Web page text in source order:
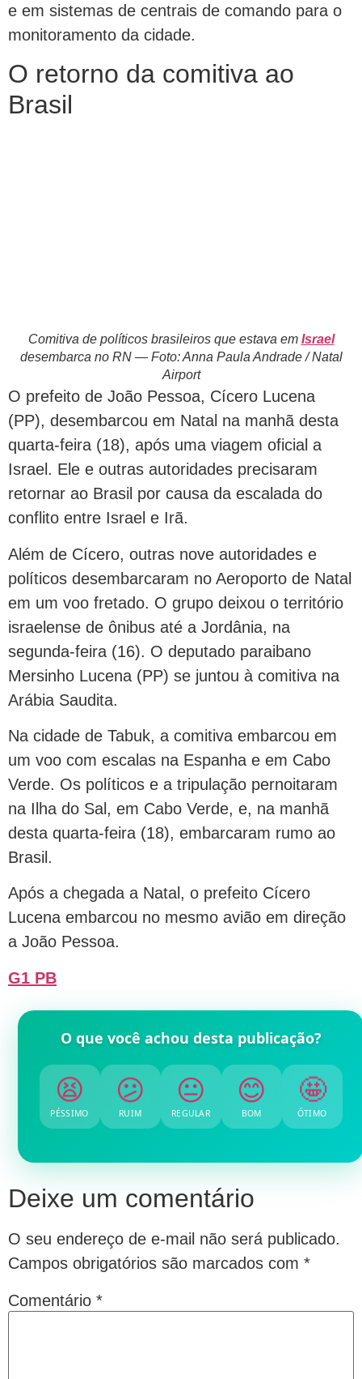
e em sistemas de centrais de comando para o
monitoramento da cidade.
O retorno da comitiva ao
Brasil
Comitiva de políticos brasileiros que estava em Israel
desembarca no RN — Foto: Anna Paula Andrade / Natal
Airport
O prefeito de João Pessoa, Cícero Lucena
(PP), desembarcou em Natal na manhã desta
quarta-feira (18), após uma viagem oficial a
Israel. Ele e outras autoridades precisaram
retornar ao Brasil por causa da escalada do
conflito entre Israel e Irã.
Além de Cícero, outras nove autoridades e
políticos desembarcaram no Aeroporto de Natal
em um voo fretado. O grupo deixou o território
israelense de ônibus até a Jordânia, na
segunda-feira (16). O deputado paraibano
Mersinho Lucena (PP) se juntou à comitiva na
Arábia Saudita.
Na cidade de Tabuk, a comitiva embarcou em
um voo com escalas na Espanha e em Cabo
Verde. Os políticos e a tripulação pernoitaram
na Ilha do Sal, em Cabo Verde, e, na manhã
desta quarta-feira (18), embarcaram rumo ao
Brasil.
Após a chegada a Natal, o prefeito Cícero
Lucena embarcou no mesmo avião em direção
a João Pessoa.
G1 PB
O que você achou desta publicação?
😫
PÉSSIMO
😕
RUIM
😐
REGULAR
😊
BOM
🤩
ÓTIMO
Deixe um comentário
O seu endereço de e-mail não será publicado.
Campos obrigatórios são marcados com *
Comentário *